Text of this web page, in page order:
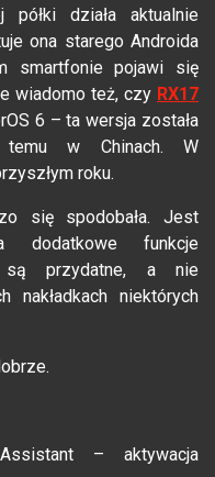
półki działa aktualnie
ona starego Androida
smartfonie pojawi się
wiadomo też, czy RX17
6 – ta wersja została
temu w Chinach. W
roku.
się spodobała. Jest
dodatkowe funkcje
są przydatne, a nie
nakładkach niektórych
– aktywacja